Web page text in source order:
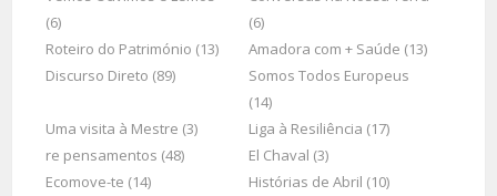
(6)
(6)
Roteiro do Património (13)
Amadora com + Saúde (13)
Discurso Direto (89)
Somos Todos Europeus
(14)
Uma visita à Mestre (3)
Liga à Resiliência (17)
re pensamentos (48)
El Chaval (3)
Ecomove-te (14)
Histórias de Abril (10)